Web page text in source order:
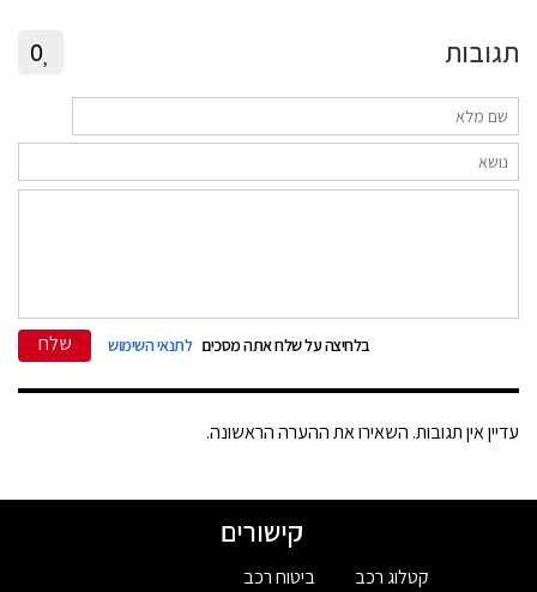
תגובות 0
בלחיצה על שלח אתה מסכים לתנאי השימוש שלח
עדיין אין תגובות. השאירו את ההערה הראשונה.
קישורים
קטלוג רכב
ביטוח רכב